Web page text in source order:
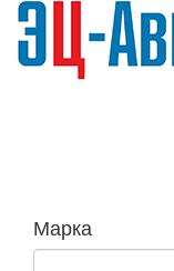
Марка